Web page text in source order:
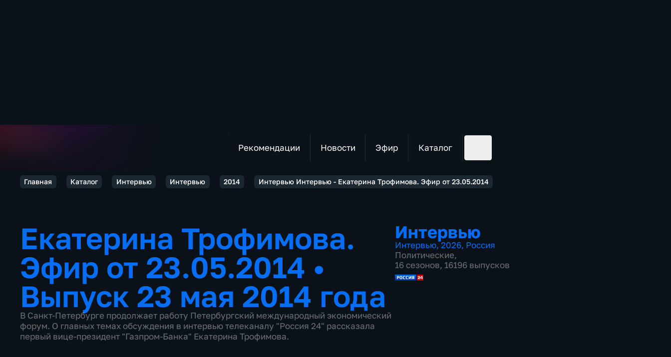
Рекомендации Новости Эфир Каталог
Главная Каталог Интервью Интервью 2014 Интервью Интервью - Екатерина Трофимова. Эфир от 23.05.2014
Екатерина Трофимова.
Эфир от 23.05.2014 •
Выпуск 23 мая 2014 года
В Санкт-Петербурге продолжает работу Петербургский международный экономический
форум. О главных темах обсуждения в интервью телеканалу "Россия 24" рассказала
первый вице-президент "Газпром-Банка" Екатерина Трофимова.
Интервью
Интервью, 2026, Россия
Политические,
16 сезонов, 16196 выпусков